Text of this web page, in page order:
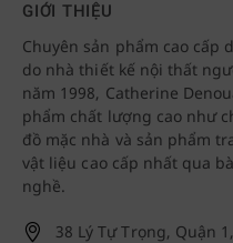
GIỚI THIỆU
Chuyên sản phẩm cao cấp
do nhà thiết kế nội thất
năm 1998, Catherine
phẩm chất lượng cao như
đồ mặc nhà và sản phẩm
vật liệu cao cấp nhất qua
nghề.
38 Lý Tự Trọng, Quận